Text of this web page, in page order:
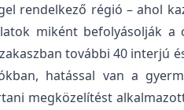
rendelkező régió – ahol
miként befolyásolják a
további 40 interjú
hatással van a
megközelítést